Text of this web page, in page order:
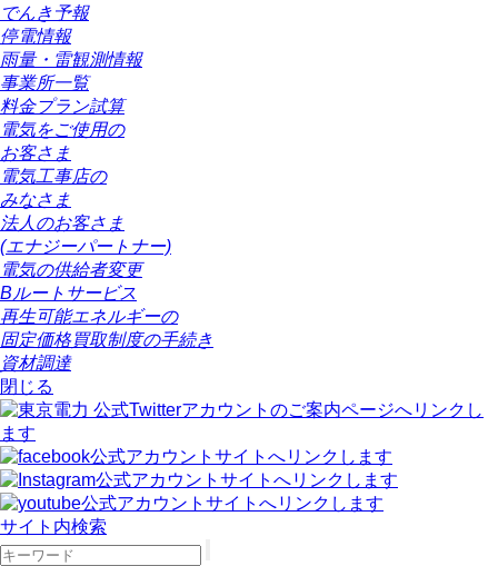
でんき予報
停電情報
雨量・雷観測情報
事業所一覧
料金プラン試算
電気をご使用の
お客さま
電気工事店の
みなさま
法人のお客さま
(エナジーパートナー)
電気の供給者変更
Bルートサービス
再生可能エネルギーの
固定価格買取制度の手続き
資材調達
閉じる
サイト内検索